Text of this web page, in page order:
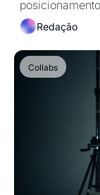
Redação
Collabs